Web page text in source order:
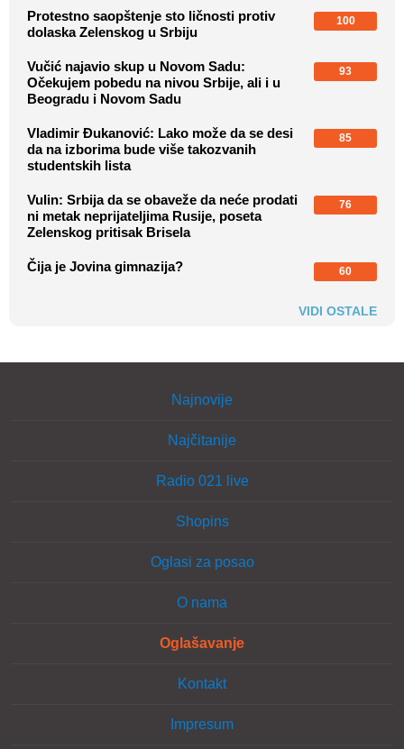
Protestno saopštenje sto ličnosti protiv
dolaska Zelenskog u Srbiju
100
Vučić najavio skup u Novom Sadu:
Očekujem pobedu na nivou Srbije, ali i u
Beogradu i Novom Sadu
93
Vladimir Đukanović: Lako može da se desi
da na izborima bude više takozvanih
studentskih lista
85
Vulin: Srbija da se obaveže da neće prodati
ni metak neprijateljima Rusije, poseta
Zelenskog pritisak Brisela
76
Čija je Jovina gimnazija? 60
VIDI OSTALE
Najnovije
Najčitanije
Radio 021 live
Shopins
Oglasi za posao
O nama
Oglašavanje
Kontakt
Impresum